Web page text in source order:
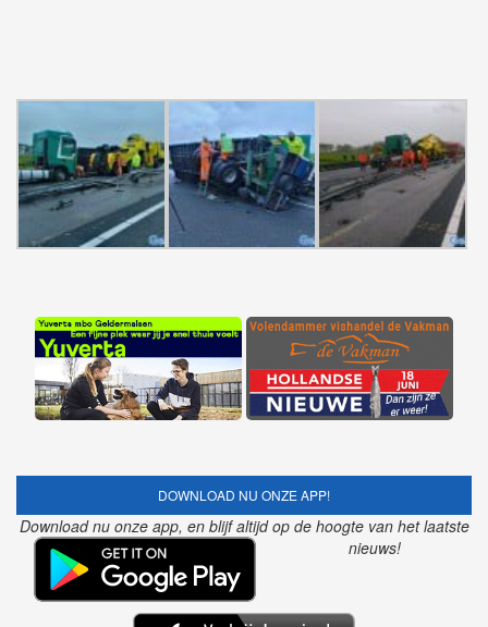
DOWNLOAD NU ONZE APP!
Download nu onze app, en blijf altijd op de hoogte van het laatste
nieuws!